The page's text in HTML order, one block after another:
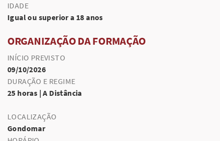
IDADE
Igual ou superior a 18 anos
ORGANIZAÇÃO DA FORMAÇÃO
INÍCIO PREVISTO
09/10/2026
DURAÇÃO E REGIME
25 horas | A Distância
LOCALIZAÇÃO
Gondomar